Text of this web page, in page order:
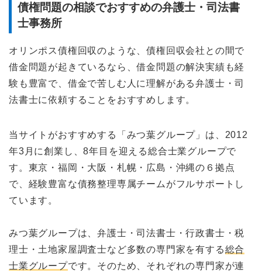
債権問題の相談でおすすめの弁護士・司法書
士事務所
オリンポス債権回収のような、債権回収会社との間で
借金問題が起きているなら、借金問題の解決実績も経
験も豊富で、借金で苦しむ人に理解がある弁護士・司
法書士に依頼することをおすすめします。
当サイトがおすすめする「みつ葉グループ」は、2012
年3月に創業し、8年目を迎える総合士業グループで
す。東京・福岡・大阪・札幌・広島・沖縄の６拠点
で、経験豊富な債務整理専属チームがフルサポートし
ています。
みつ葉グループは、弁護士・司法書士・行政書士・税
理士・土地家屋調査士など多数の専門家を有する総合
士業グループです。そのため、それぞれの専門家が連